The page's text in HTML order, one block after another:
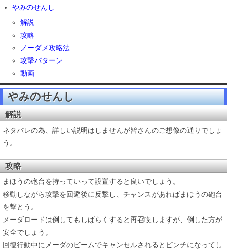
やみのせんし
解説
攻略
ノーダメ攻略法
攻撃パターン
動画
やみのせんし
解説
ネタバレの為、詳しい説明はしませんが皆さんのご想像の通りでしょ
う。
攻略
まほうの砲台を持っていって設置すると良いでしょう。
移動しながら攻撃を回避後に反撃し、チャンスがあればまほうの砲台
を撃とう。
メーダロードは倒してもしばらくすると再召喚しますが、倒した方が
安全でしょう。
回復行動中にメーダのビームでキャンセルされるとピンチになってし